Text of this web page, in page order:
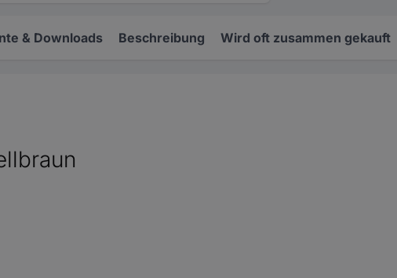
& Downloads Beschreibung Wird oft zusammen gekauft